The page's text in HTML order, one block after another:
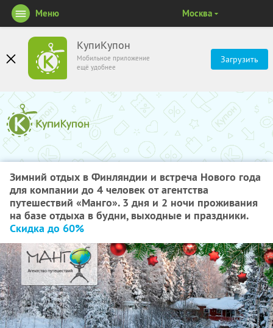
КупиКупон
Мобильное приложение
ещё удобнее
Загрузить
Меню Москва
Зимний отдых в Финляндии и встреча Нового года
для компании до 4 человек от агентства
путешествий «Манго». 3 дня и 2 ночи проживания
на базе отдыха в будни, выходные и праздники.
Скидка до 60%